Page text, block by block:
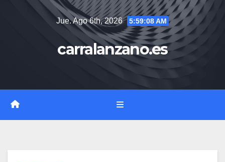
Jue. Ago 6th, 2026 5:59:09 AM
carralanzano.es